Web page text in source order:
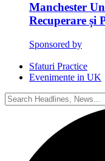
Manchester
Recuperare și
Sponsored by
Sfaturi Practice
Evenimente in UK